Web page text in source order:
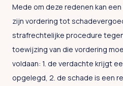
Mede om deze redenen kan
zijn vordering tot
strafrechtelijke procedure
toewijzing van die vordering
voldaan: 1. de verdachte krijgt
opgelegd, 2. de schade is een